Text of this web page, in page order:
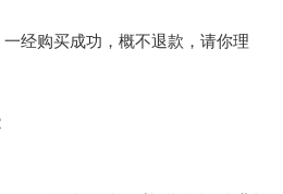
经购买成功，概不退款，请你理